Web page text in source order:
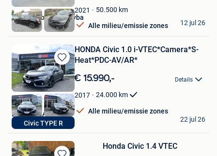
Favorieten
2021 50.500 km
Alle milieu/emissie zones
Garage Holemans bvba
Westerlo
12 jul 26
Bewaren
in
Mijn
Favorieten
Civic TYPE R
HONDA Civic 1.0 i-VTEC*Camera*S-
Heat*PDC-AV/AR*
€ 15.990,- Details
2017 24.000 km
Alle milieu/emissie zones
BELUXE CARS
Auvelais
22 jul 26
Honda Civic 1.4 VTEC